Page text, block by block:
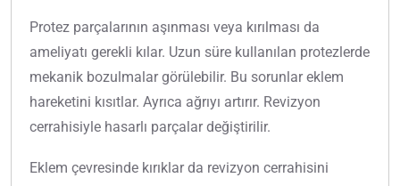
Protez parçalarının aşınması veya kırılması da
ameliyatı gerekli kılar. Uzun süre kullanılan protezlerde
mekanik bozulmalar görülebilir. Bu sorunlar eklem
hareketini kısıtlar. Ayrıca ağrıyı artırır. Revizyon
cerrahisiyle hasarlı parçalar değiştirilir.
Eklem çevresinde kırıklar da revizyon cerrahisini